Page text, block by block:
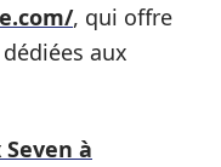
, qui offre
aux
Seven à